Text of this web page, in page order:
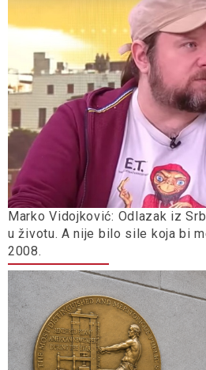
Marko Vidojković: Odlazak iz
u životu. A nije bilo sile koja bi
2008.